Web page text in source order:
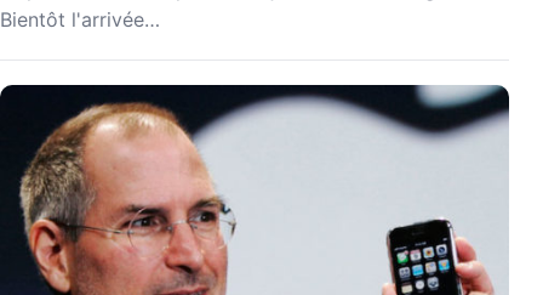
Bientôt l'arrivée…